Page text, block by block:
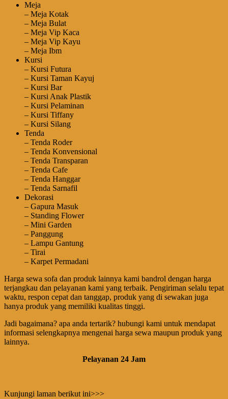
Meja
– Meja Kotak
– Meja Bulat
– Meja Vip Kaca
– Meja Vip Kayu
– Meja Ibm
Kursi
– Kursi Futura
– Kursi Taman Kayuj
– Kursi Bar
– Kursi Anak Plastik
– Kursi Pelaminan
– Kursi Tiffany
– Kursi Silang
Tenda
– Tenda Roder
– Tenda Konvensional
– Tenda Transparan
– Tenda Cafe
– Tenda Hanggar
– Tenda Sarnafil
Dekorasi
– Gapura Masuk
– Standing Flower
– Mini Garden
– Panggung
– Lampu Gantung
– Tirai
– Karpet Permadani
Harga sewa sofa dan produk lainnya kami bandrol dengan harga
terjangkau dan pelayanan kami yang terbaik. Pengiriman selalu tepat
waktu, respon cepat dan tanggap, produk yang di sewakan juga
hanya produk yang memiliki kualitas tinggi.
Jadi bagaimana? apa anda tertarik? hubungi kami untuk mendapat
informasi selengkapnya mengenai harga sewa maupun produk yang
lainnya.
Pelayanan 24 Jam
Kunjungi laman berikut ini>>>